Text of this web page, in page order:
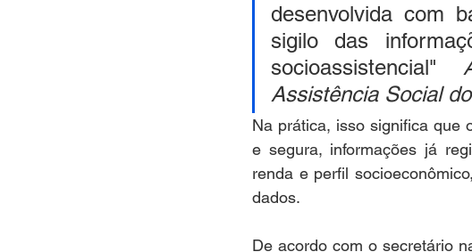
desenvolvida com
sigilo das
socioassistencial"
Assistência Social
Na prática, isso significa que
e segura, informações já
renda e perfil
dados.
De acordo com o secretário